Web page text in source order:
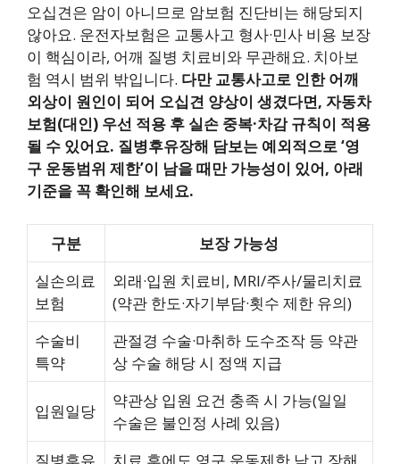
오십견은 암이 아니므로 암보험 진단비는 해당되지
않아요. 운전자보험은 교통사고 형사·민사 비용 보장
이 핵심이라, 어깨 질병 치료비와 무관해요. 치아보
험 역시 범위 밖입니다. 다만 교통사고로 인한 어깨
외상이 원인이 되어 오십견 양상이 생겼다면, 자동차
보험(대인) 우선 적용 후 실손 중복·차감 규칙이 적용
될 수 있어요. 질병후유장해 담보는 예외적으로 ‘영
구 운동범위 제한’이 남을 때만 가능성이 있어, 아래
기준을 꼭 확인해 보세요.
구분
보장 가능성
실손의료
보험
외래·입원 치료비, MRI/주사/물리치료
(약관 한도·자기부담·횟수 제한 유의)
수술비
특약
관절경 수술·마취하 도수조작 등 약관
상 수술 해당 시 정액 지급
입원일당
약관상 입원 요건 충족 시 가능(일일
수술은 불인정 사례 있음)